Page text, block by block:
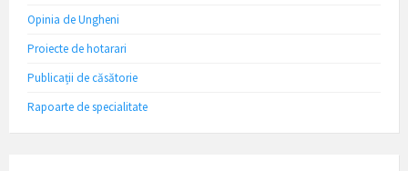
Opinia de Ungheni
Proiecte de hotarari
Publicații de căsătorie
Rapoarte de specialitate